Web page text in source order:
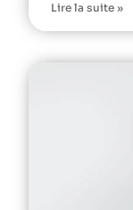
Lire la suite »